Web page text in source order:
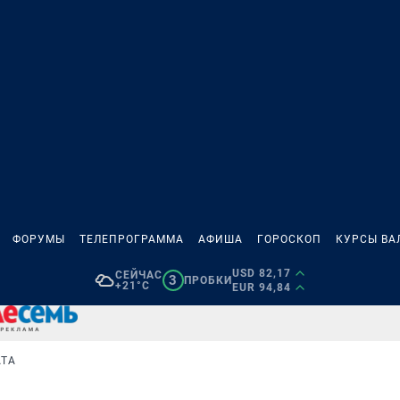
ФОРУМЫ ТЕЛЕПРОГРАММА АФИША ГОРОСКОП КУРСЫ
СЕЙЧАС
+21°C
3 ПРОБКИ
USD 82,17
EUR 94,84